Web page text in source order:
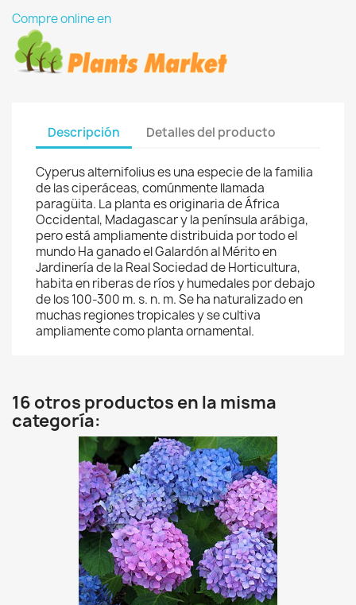
Compre online en
Descripción Detalles del producto
Cyperus alternifolius es una especie de la familia
de las ciperáceas, comúnmente llamada
paragüita. La planta es originaria de África
Occidental, Madagascar y la península arábiga,
pero está ampliamente distribuida por todo el
mundo Ha ganado el Galardón al Mérito en
Jardinería de la Real Sociedad de Horticultura,
habita en riberas de ríos y humedales por debajo
de los 100-300 m. s. n. m. Se ha naturalizado en
muchas regiones tropicales y se cultiva
ampliamente como planta ornamental.
16 otros productos en la misma
categoría: